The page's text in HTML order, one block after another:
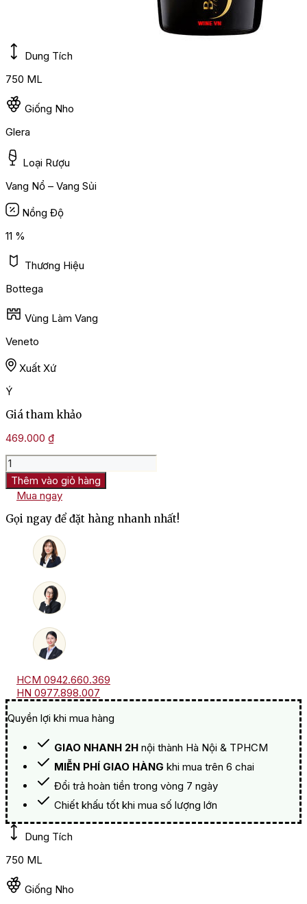
Dung Tích
750 ML
Giống Nho
Glera
Loại Rượu
Vang Nổ – Vang Sủi
Nồng Độ
11 %
Thương Hiệu
Bottega
Vùng Làm Vang
Veneto
Xuất Xứ
Ý
Giá tham khảo
469.000 ₫
Rượu
Vang
Ý
Bottega
Millesimato Brut
số
Thêm vào giỏ hàng
Mua ngay
Gọi ngay để đặt hàng nhanh nhất!
HCM 0942.660.369
HN 0977.898.007
Quyền lợi khi mua hàng
GIAO NHANH 2H nội thành Hà Nội & TPHCM
MIỄN PHÍ GIAO HÀNG khi mua trên 6 chai
Đổi trả hoàn tiền trong vòng 7 ngày
Chiết khấu tốt khi mua số lượng lớn
Dung Tích
750 ML
Giống Nho